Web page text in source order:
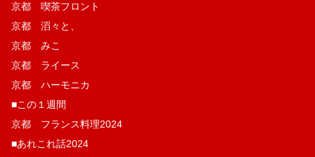
京都 喫茶フロント
京都 滔々と、
京都 みこ
京都 ライース
京都 ハーモニカ
■この１週間
京都 フランス料理2024
■あれこれ話2024